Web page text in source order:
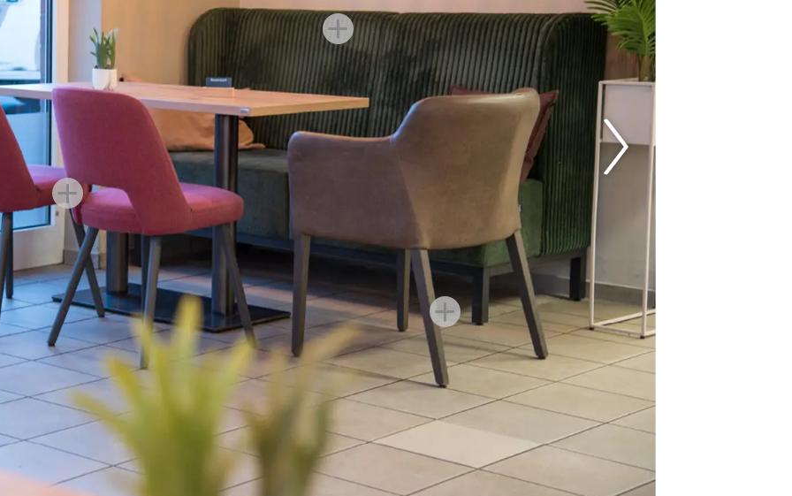
Das
des
Mit dem
ansprechend
um eine hohe
zu einer
komfortable und
oder anderen
gepolsterten
der Polsterstuhl